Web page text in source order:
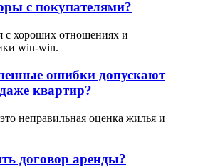
с покупателями?
с хороших отношениях и
win-win.
ошибки допускают
квартир?
неправильная оценка жилья и
договор аренды?